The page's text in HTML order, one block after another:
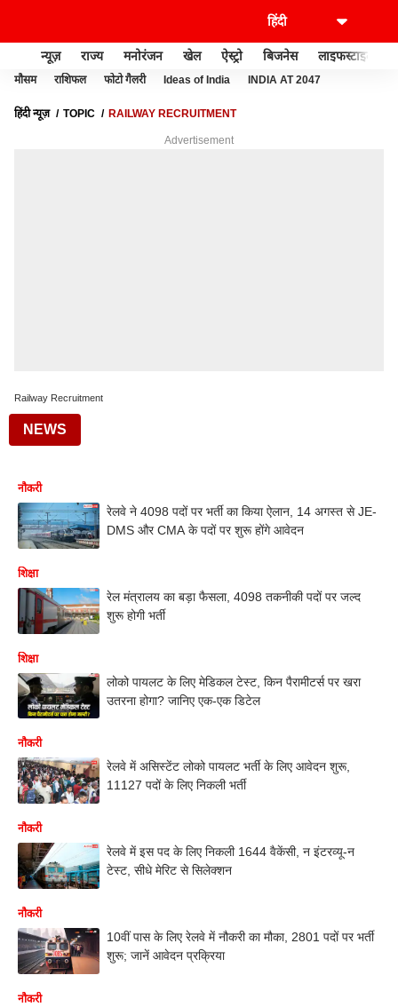
न्यूज़ राज्य मनोरंजन खेल ऐस्ट्रो बिजनेस लाइफस्टाइल
मौसम राशिफल फोटो गैलरी Ideas of India INDIA AT 2047
हिंदी न्यूज़ TOPIC RAILWAY RECRUITMENT
Advertisement
Railway Recruitment
NEWS
नौकरी
रेलवे ने 4098 पदों पर भर्ती का किया ऐलान, 14 अगस्त से JE-
DMS और CMA के पदों पर शुरू होंगे आवेदन
शिक्षा
रेल मंत्रालय का बड़ा फैसला, 4098 तकनीकी पदों पर जल्द
शुरू होगी भर्ती
शिक्षा
लोको पायलट के लिए मेडिकल टेस्ट, किन पैरामीटर्स पर खरा
उतरना होगा? जानिए एक-एक डिटेल
नौकरी
रेलवे में असिस्टेंट लोको पायलट भर्ती के लिए आवेदन शुरू,
11127 पदों के लिए निकली भर्ती
नौकरी
रेलवे में इस पद के लिए निकली 1644 वैकेंसी, न इंटरव्यू-न
टेस्ट, सीधे मेरिट से सिलेक्शन
नौकरी
10वीं पास के लिए रेलवे में नौकरी का मौका, 2801 पदों पर भर्ती
शुरू; जानें आवेदन प्रक्रिया
नौकरी